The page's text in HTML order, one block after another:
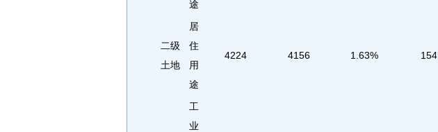
二级
土地
途
居
住
用
途
4224 4156 1.63% 154
工
业